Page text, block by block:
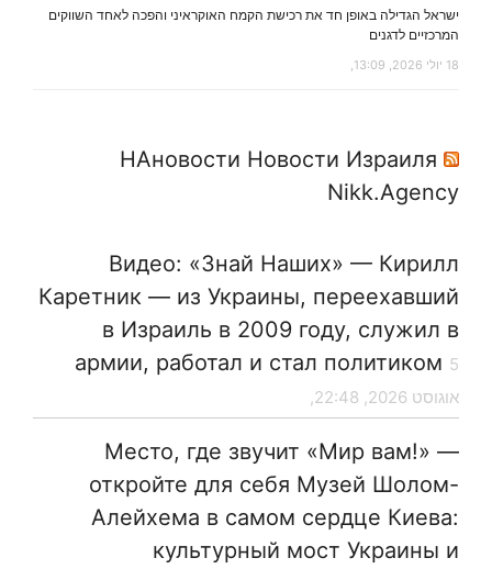
ישראל הגדילה באופן חד את רכישת הקמח האוקראיני והפכה לאחד השווקים
המרכזיים לדגנים
18 יולי 2026, 13:09,
НАновости Новости Израиля
Nikk.Agency
Видео: «Знай Наших» — Кирилл
Каретник — из Украины, переехавший
в Израиль в 2009 году, служил в
армии, работал и стал политиком 5
אוגוסט 2026, 22:48,
Место, где звучит «Мир вам!» —
откройте для себя Музей Шолом-
Алейхема в самом сердце Киева:
культурный мост Украины и